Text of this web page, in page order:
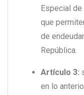
Especial
que
de
República.
Artículo 3:
en lo